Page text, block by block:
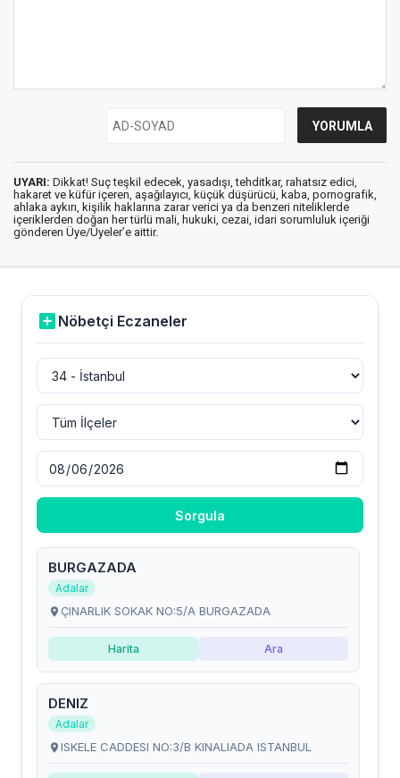
UYARI: Dikkat! Suç teşkil edecek, yasadışı, tehditkar, rahatsız edici,
hakaret ve küfür içeren, aşağılayıcı, küçük düşürücü, kaba, pornografik,
ahlaka aykırı, kişilik haklarına zarar verici ya da benzeri niteliklerde
içeriklerden doğan her türlü mali, hukuki, cezai, idari sorumluluk içeriği
gönderen Üye/Üyeler’e aittir.